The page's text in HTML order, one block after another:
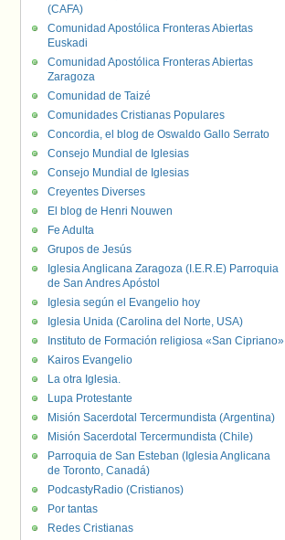
(CAFA)
Comunidad Apostólica Fronteras Abiertas
Euskadi
Comunidad Apostólica Fronteras Abiertas
Zaragoza
Comunidad de Taizé
Comunidades Cristianas Populares
Concordia, el blog de Oswaldo Gallo Serrato
Consejo Mundial de Iglesias
Consejo Mundial de Iglesias
Creyentes Diverses
El blog de Henri Nouwen
Fe Adulta
Grupos de Jesús
Iglesia Anglicana Zaragoza (I.E.R.E) Parroquia
de San Andres Apóstol
Iglesia según el Evangelio hoy
Iglesia Unida (Carolina del Norte, USA)
Instituto de Formación religiosa «San Cipriano»
Kairos Evangelio
La otra Iglesia.
Lupa Protestante
Misión Sacerdotal Tercermundista (Argentina)
Misión Sacerdotal Tercermundista (Chile)
Parroquia de San Esteban (Iglesia Anglicana
de Toronto, Canadá)
PodcastyRadio (Cristianos)
Por tantas
Redes Cristianas